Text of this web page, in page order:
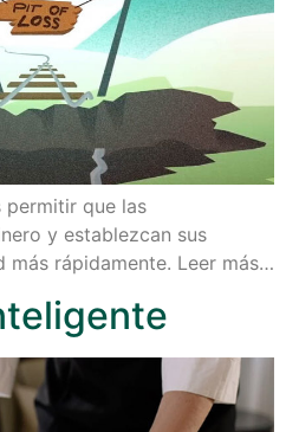
permitir que las
y establezcan sus
rápidamente. Leer más…